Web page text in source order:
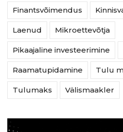
Finantsvõimendus
Laenud Mikroettevõtja
Pikaajaline investeerimine
Raamatupidamine Tulu
Tulumaks Välismaakler